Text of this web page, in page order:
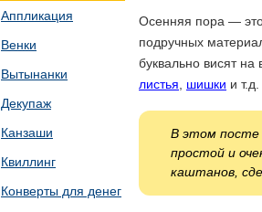
Аппликация
Венки
Вытынанки
Декупаж
Канзаши
Квиллинг
Конверты для денег
Осенняя пора —
подручных
буквально висят
листья
шишки и т.д.
В этом посте
простой и
каштанов,